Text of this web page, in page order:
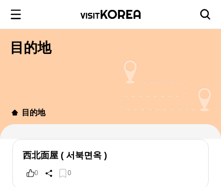
目的地
目的地
西北面屋 ( 서북면옥 )
0 0